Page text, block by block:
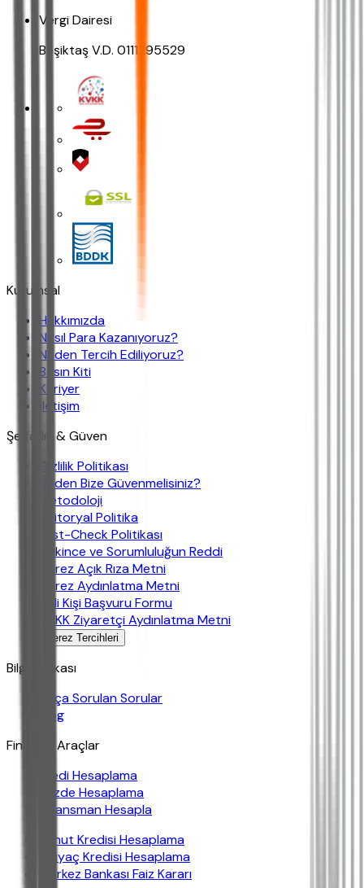
Vergi Dairesi
Beşiktaş V.D. 0111295529
Kurumsal
Hakkımızda
Nasıl Para Kazanıyoruz?
Neden Tercih Ediliyoruz?
Basın Kiti
Kariyer
İletişim
Şeffaflık & Güven
Gizlilik Politikası
Neden Bize Güvenmelisiniz?
Metodoloji
Editoryal Politika
Fast-Check Politikası
Çekince ve Sorumluluğun Reddi
Çerez Açık Rıza Metni
Çerez Aydınlatma Metni
İlgili Kişi Başvuru Formu
KVKK Ziyaretçi Aydınlatma Metni
Çerez Tercihleri
Bilgi Bankası
Sıkça Sorulan Sorular
Blog
Finansal Araçlar
Kredi Hesaplama
Yüzde Hesaplama
Finansman Hesapla
Konut Kredisi Hesaplama
İhtiyaç Kredisi Hesaplama
Merkez Bankası Faiz Kararı